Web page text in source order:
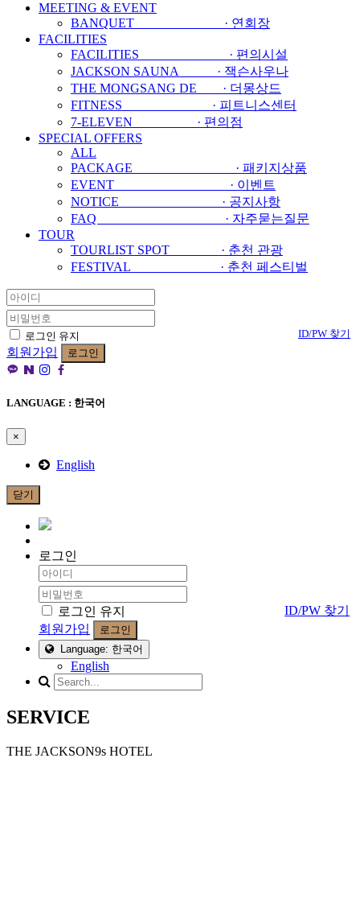
MEETING & EVENT
BANQUET · 연회장
FACILITIES
FACILITIES · 편의시설
JACKSON SAUNA · 잭슨사우나
THE MONGSANG DE · 더몽상드
FITNESS · 피트니스센터
7-ELEVEN · 편의점
SPECIAL OFFERS
ALL
PACKAGE · 패키지상품
EVENT · 이벤트
NOTICE · 공지사항
FAQ · 자주묻는질문
TOUR
TOURLIST SPOT · 춘천 관광
FESTIVAL · 춘천 페스티벌
로그인 유지 ID/PW 찾기
회원가입 로그인
LANGUAGE : 한국어
×
English
닫기
로그인
로그인 유지
ID/PW 찾기
회원가입
로그인
Language: 한국어
English
SERVICE
THE JACKSON9s HOTEL